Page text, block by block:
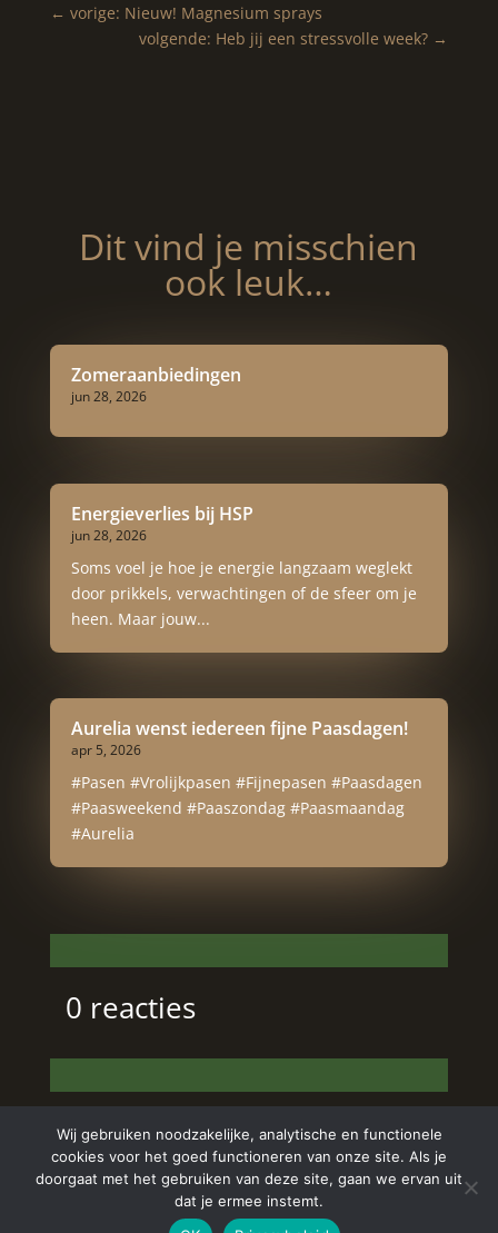
← vorige: Nieuw! Magnesium sprays
volgende: Heb jij een stressvolle week? →
Dit vind je misschien
ook leuk…
Zomeraanbiedingen
jun 28, 2026
Energieverlies bij HSP
jun 28, 2026
Soms voel je hoe je energie langzaam weglekt
door prikkels, verwachtingen of de sfeer om je
heen. Maar jouw...
Aurelia wenst iedereen fijne Paasdagen!
apr 5, 2026
#Pasen #Vrolijkpasen #Fijnepasen #Paasdagen
#Paasweekend #Paaszondag #Paasmaandag
#Aurelia
0 reacties
Copyright © 2024 Aurelia Schoonheidssalon | All
Wij gebruiken noodzakelijke, analytische en functionele
cookies voor het goed functioneren van onze site. Als je
doorgaat met het gebruiken van deze site, gaan we ervan uit
dat je ermee instemt.